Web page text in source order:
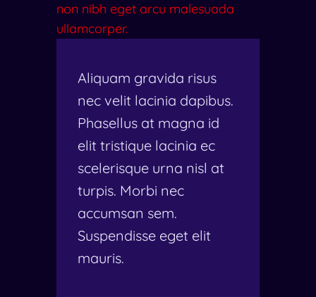
non nibh eget arcu malesuada
ullamcorper.
Aliquam gravida risus
nec velit lacinia dapibus.
Phasellus at magna id
elit tristique lacinia ec
scelerisque urna nisl at
turpis. Morbi nec
accumsan sem.
Suspendisse eget elit
mauris.